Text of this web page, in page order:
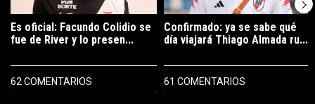
Es oficial: Facundo Colidio se
fue de River y lo presen...
62 COMENTARIOS
Confirmado: ya se sabe qué
día viajará Thiago Almada ru...
61 COMENTARIOS